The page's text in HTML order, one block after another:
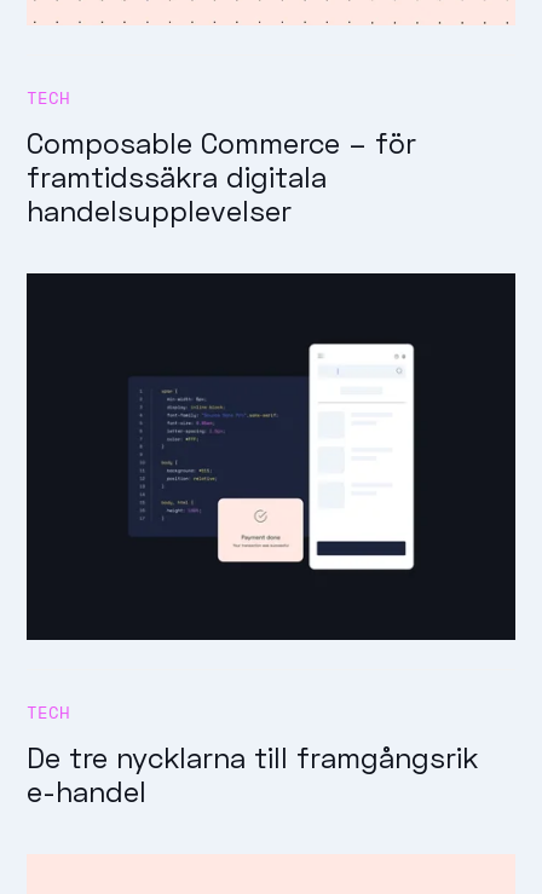
TECH
Composable Commerce – för
framtidssäkra digitala
handelsupplevelser
TECH
De tre nycklarna till framgångsrik
e-handel